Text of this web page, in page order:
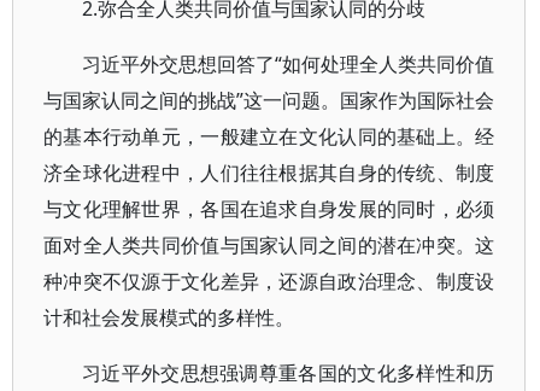
2.弥合全人类共同价值与国家认同的分歧
习近平外交思想回答了“如何处理全人类共同价值
与国家认同之间的挑战”这一问题。国家作为国际社会
的基本行动单元，一般建立在文化认同的基础上。经
济全球化进程中，人们往往根据其自身的传统、制度
与文化理解世界，各国在追求自身发展的同时，必须
面对全人类共同价值与国家认同之间的潜在冲突。这
种冲突不仅源于文化差异，还源自政治理念、制度设
计和社会发展模式的多样性。
习近平外交思想强调尊重各国的文化多样性和历